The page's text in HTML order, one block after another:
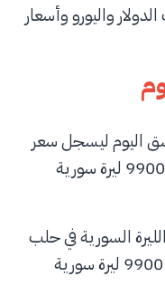
واليورو وأسعار
اليوم ليسجل سعر
يبلغ 10050 ليرة للشراء، وسعر مبيع 9900 ليرة سورية
السورية في حلب
اليوم سعر 10050 ليرة للشراء، وسعر 9900 ليرة سورية